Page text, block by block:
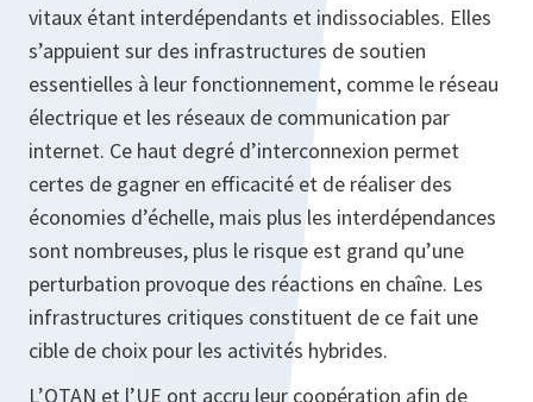
vitaux étant interdépendants et indissociables. Elles
s’appuient sur des infrastructures de soutien
essentielles à leur fonctionnement, comme le réseau
électrique et les réseaux de communication par
internet. Ce haut degré d’interconnexion permet
certes de gagner en efficacité et de réaliser des
économies d’échelle, mais plus les interdépendances
sont nombreuses, plus le risque est grand qu’une
perturbation provoque des réactions en chaîne. Les
infrastructures critiques constituent de ce fait une
cible de choix pour les activités hybrides.
L’OTAN et l’UE ont accru leur coopération afin de